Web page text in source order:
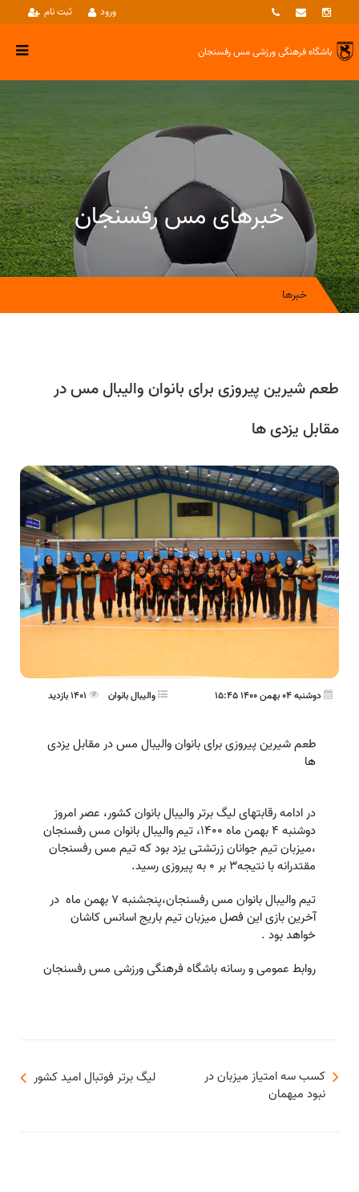
ثبت نام ورود
باشگاه فرهنگی ورزشیمس رفسنجان
خبرهای مس رفسنجان
خبرها
طعم شیرین پیروزی برای بانوان والیبال مس در
مقابل یزدی ها
دوشنبه 04 بهمن 1400 15:45 واليبال بانوان
طعم شیرین پیروزی برای بانوان والیبال مس در مقابل یزدی
ها
در ادامه رقابتهای لیگ برتر والیبال بانوان کشور، عصر امروز
دوشنبه ۴ بهمن ماه ۱۴۰۰، تیم والیبال بانوان مس رفسنجان
،میزبان تیم جوانان زرتشتی یزد بود که تیم مس رفسنجان
مقتدرانه با نتیجه3 بر 0 به پیروزی رسید.
تیم والیبال بانوان مس رفسنجان،پنجشنبه ۷ بهمن ماه در
آخرین بازی این فصل میزبان تیم باریج اسانس کاشان
خواهد بود .
روابط عمومی و رسانه باشگاه فرهنگی ورزشی مس رفسنجان
لیگ برتر فوتبال امید کشور
کسب سه امتیاز میزبان در
نبود میهمان